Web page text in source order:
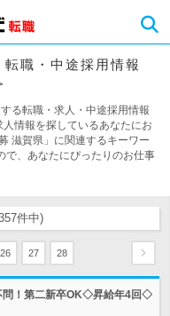
職・中途採用情報
る転職・求人・中途採用情報
情報を探しているあなたにお
滋賀県」に関連するキーワー
で、あなたにぴったりのお仕事
件中)
26 27 28
問！第二新卒OK◇昇給年4回◇